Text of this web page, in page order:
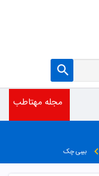
مجله مهتاطب
بیبی چک